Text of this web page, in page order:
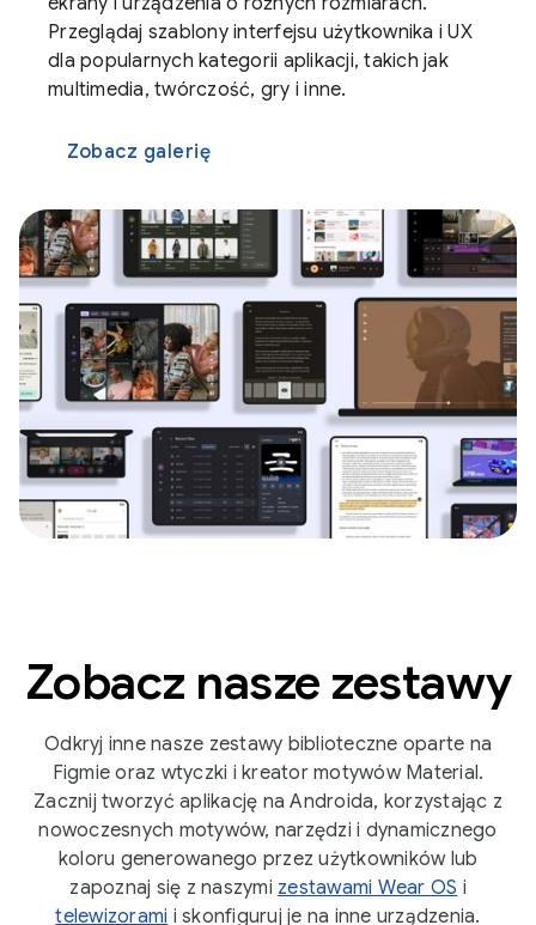
Przeglądaj szablony interfejsu użytkownika i UX
dla popularnych kategorii aplikacji, takich jak
multimedia, twórczość, gry i inne.
Zobacz galerię
Zobacz nasze zestawy
Odkryj inne nasze zestawy biblioteczne oparte na
Figmie oraz wtyczki i kreator motywów Material.
Zacznij tworzyć aplikację na Androida, korzystając z
nowoczesnych motywów, narzędzi i dynamicznego
koloru generowanego przez użytkowników lub
zapoznaj się z naszymi zestawami Wear OS i
telewizorami i skonfiguruj je na inne urządzenia.